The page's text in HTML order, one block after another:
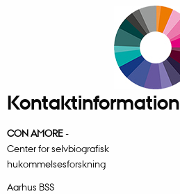
Kontaktinformation
CON AMORE-
Center for selvbiografisk
hukommelsesforskning
Aarhus BSS